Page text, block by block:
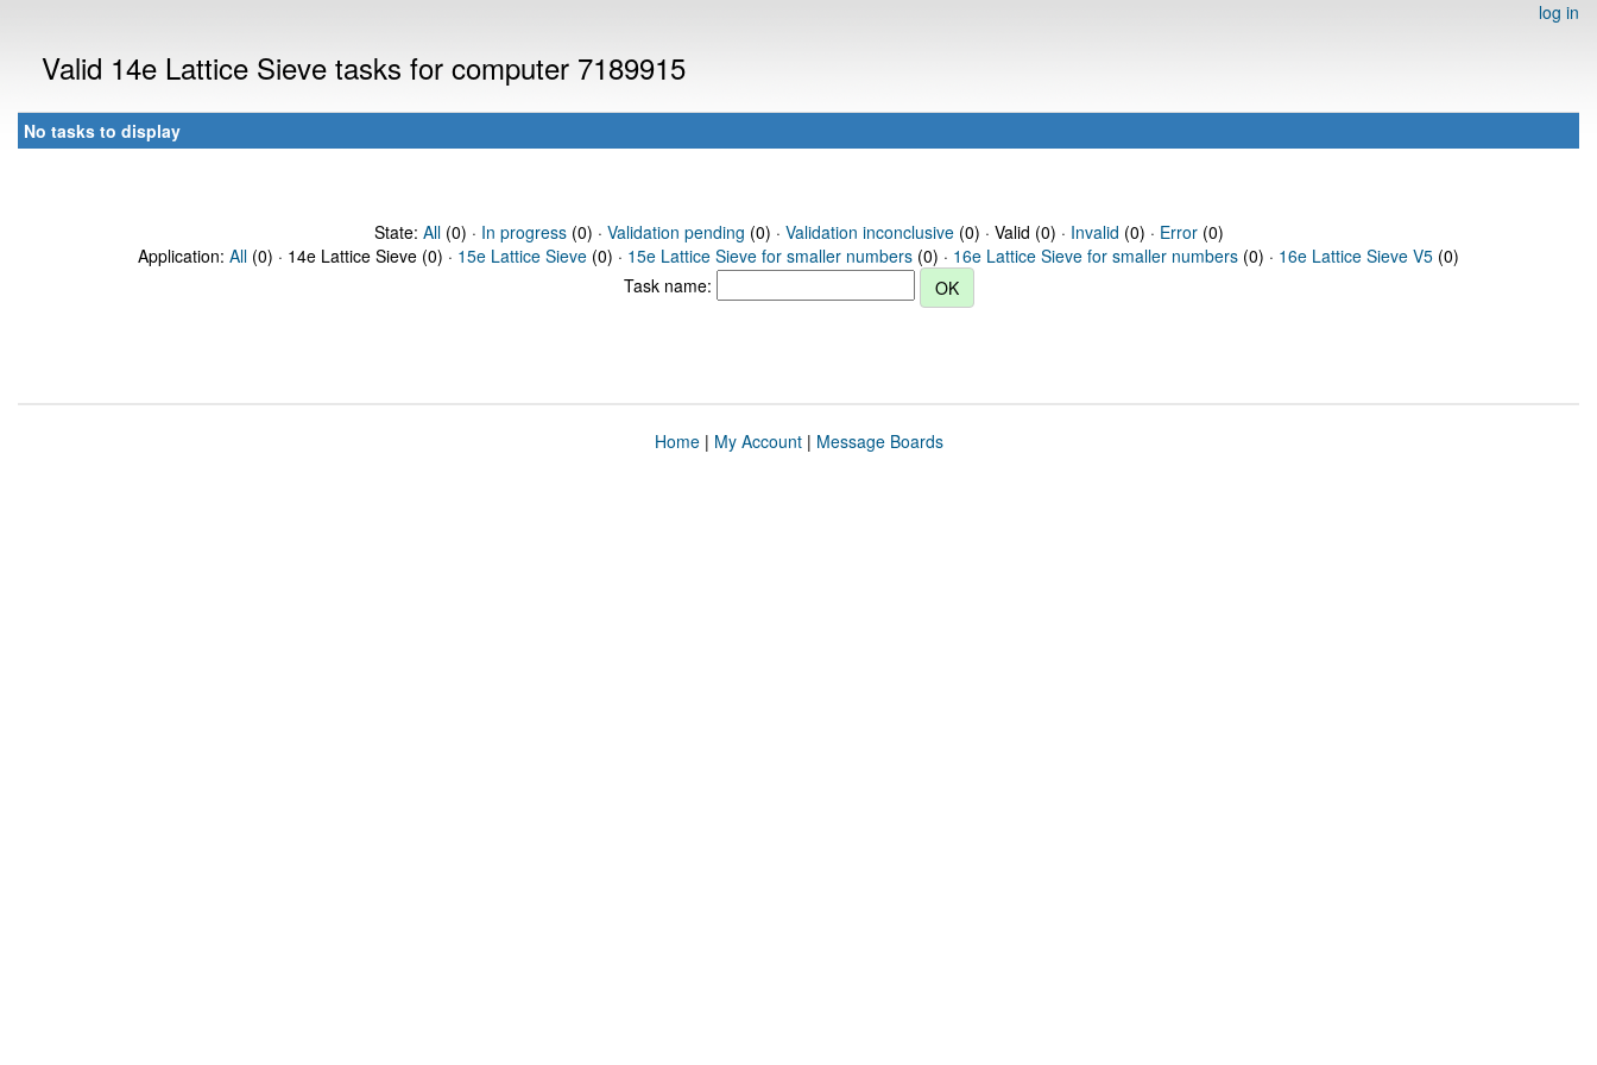
log in
Valid 14e Lattice Sieve tasks for computer 7189915
No tasks to display
State: All(0) · In progress(0) · Validation pending (0) · Validation inconclusive(0) · Valid (0) · Invalid (0) · Error(0)
Application: All (0) · 14e Lattice Sieve (0) · 15e Lattice Sieve (0) · 15e Lattice Sieve for smaller numbers (0) · 16e Lattice Sieve for smaller numbers (0) · 16e Lattice Sieve V5 (0)
Task name:
Home| My Account| Message Boards